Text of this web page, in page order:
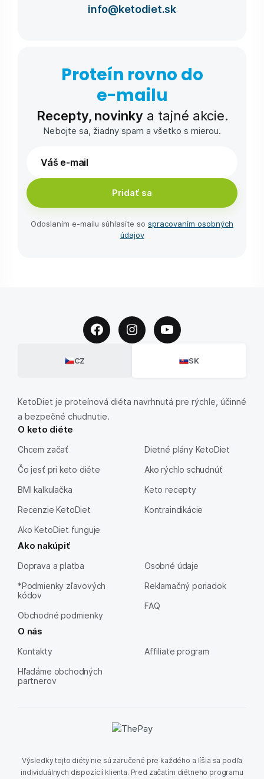
info@ketodiet.sk
Proteín rovno do
e-⁠mailu
Recepty, novinky a tajné akcie.
Nebojte sa, žiadny spam a všetko s mierou.
Pridať sa
Odoslaním e-⁠mailu súhlasíte so spracovaním osobných
údajov
CZ SK
KetoDiet je proteínová diéta navrhnutá pre rýchle, účinné
a bezpečné chudnutie.
O keto diéte
Chcem začať
Čo jesť pri keto diéte
BMI kalkulačka
Recenzie KetoDiet
Ako KetoDiet funguje
Dietné plány KetoDiet
Ako rýchlo schudnúť
Keto recepty
Kontraindikácie
Ako nakúpiť
Doprava a platba
*Podmienky zľavových
kódov
Obchodné podmienky
Osobné údaje
Reklamačný poriadok
FAQ
O nás
Kontakty
Hľadáme obchodných
partnerov
Affiliate program
Výsledky tejto diéty nie sú zaručené pre každého a líšia sa podľa
individuálnych dispozícií klienta. Pred začatím diétneho programu